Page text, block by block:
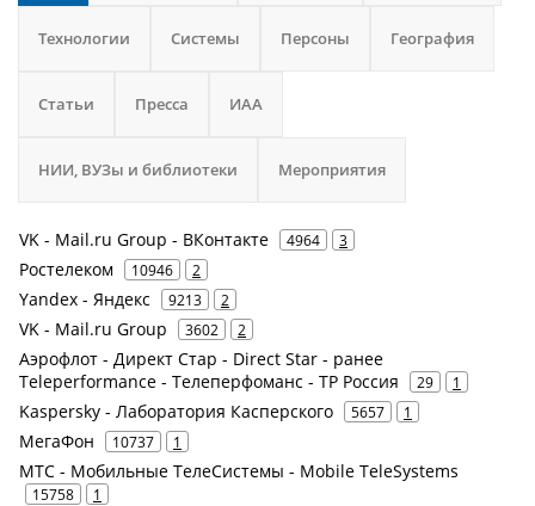
Технологии Системы Персоны География
Статьи Пресса ИАА
НИИ, ВУЗы и библиотеки Мероприятия
VK - Mail.ru Group - ВКонтакте 4964 3
Ростелеком 10946 2
Yandex - Яндекс 9213 2
VK - Mail.ru Group 3602 2
Аэрофлот - Директ Стар - Direct Star - ранее
Teleperformance - Телеперфоманс - TP Россия
29 1
Kaspersky - Лаборатория Касперского 5657 1
МегаФон 10737 1
МТС - Мобильные ТелеСистемы - Mobile TeleSystems
15758 1